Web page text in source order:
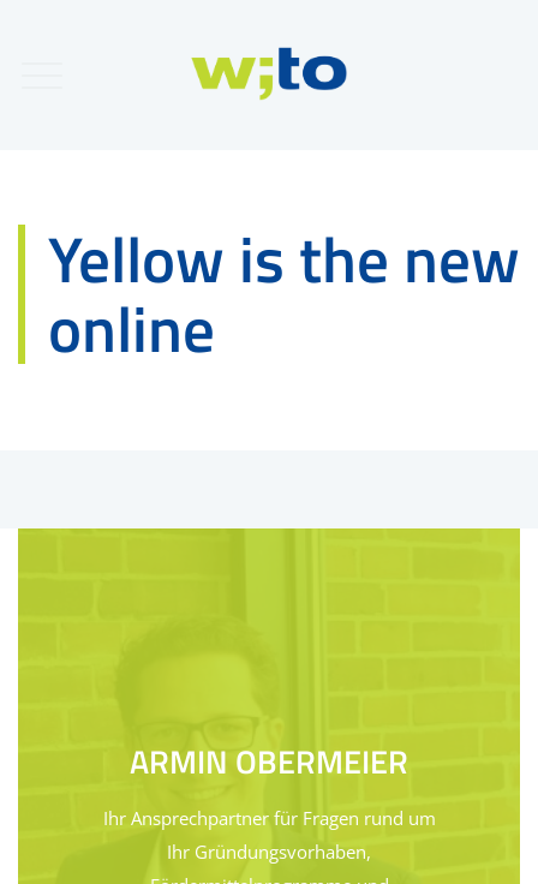
Yellow is the new
online
ARMIN OBERMEIER
Ihr Ansprechpartner für Fragen rund um
Ihr Gründungsvorhaben,